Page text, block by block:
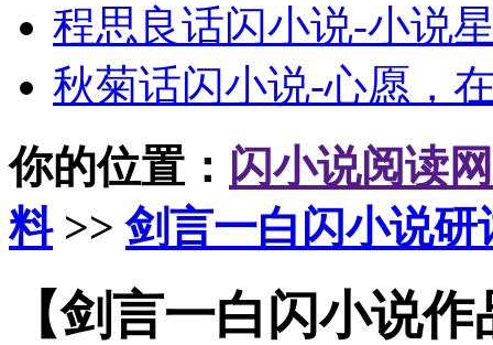
程思良话闪小说-小说
秋菊话闪小说-心愿，
你的位置： 闪小说阅读网
料>>剑言一白闪小说研
【剑言一白闪小说